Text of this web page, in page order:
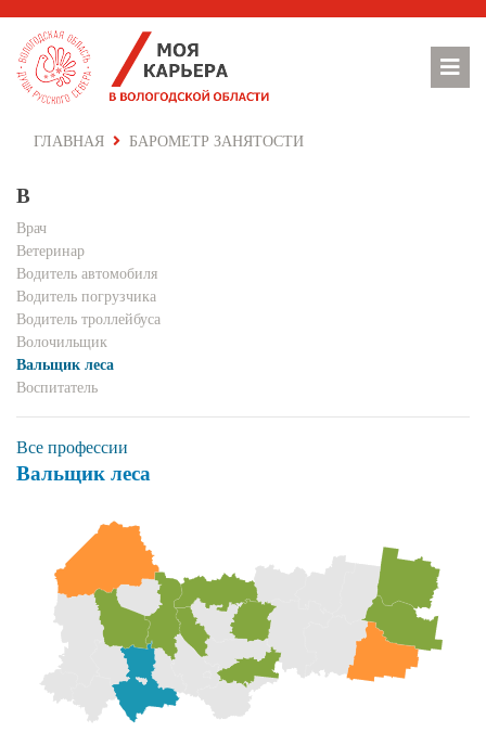
ГЛАВНАЯ БАРОМЕТР ЗАНЯТОСТИ
В
Врач
Ветеринар
Водитель автомобиля
Водитель погрузчика
Водитель троллейбуса
Волочильщик
Вальщик леса
Воспитатель
Все профессии
Вальщик леса